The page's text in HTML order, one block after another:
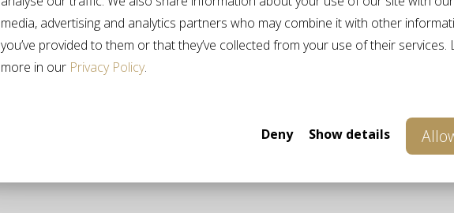
media, advertising and analytics partners who may combine it with other
you’ve provided to them or that they’ve collected from your use of their services.
more in our Privacy Policy.
Deny Show details
PRODOTTI CORRELATI